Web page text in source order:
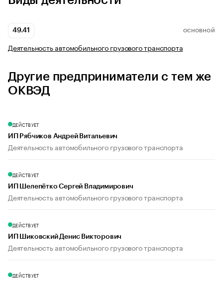
49.41 ОСНОВНОЙ
Деятельность автомобильного грузового транспорта
Другие предприниматели с тем же
ОКВЭД
ДЕЙСТВУЕТ
ИП Рябчиков Андрей Витальевич
Деятельность автомобильного грузового транспорта
ДЕЙСТВУЕТ
ИП Шелепётко Сергей Владимирович
Деятельность автомобильного грузового транспорта
ДЕЙСТВУЕТ
ИП Шиковский Денис Викторович
Деятельность автомобильного грузового транспорта
ДЕЙСТВУЕТ